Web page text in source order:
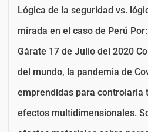
Lógica de la seguridad vs.
mirada en el caso de Perú
Gárate 17 de Julio del 2020
del mundo, la pandemia de
emprendidas para controlarla
efectos multidimensionales.